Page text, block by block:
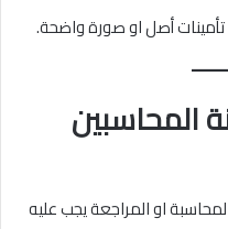
المحاسبين
او المراجعة يجب عليه